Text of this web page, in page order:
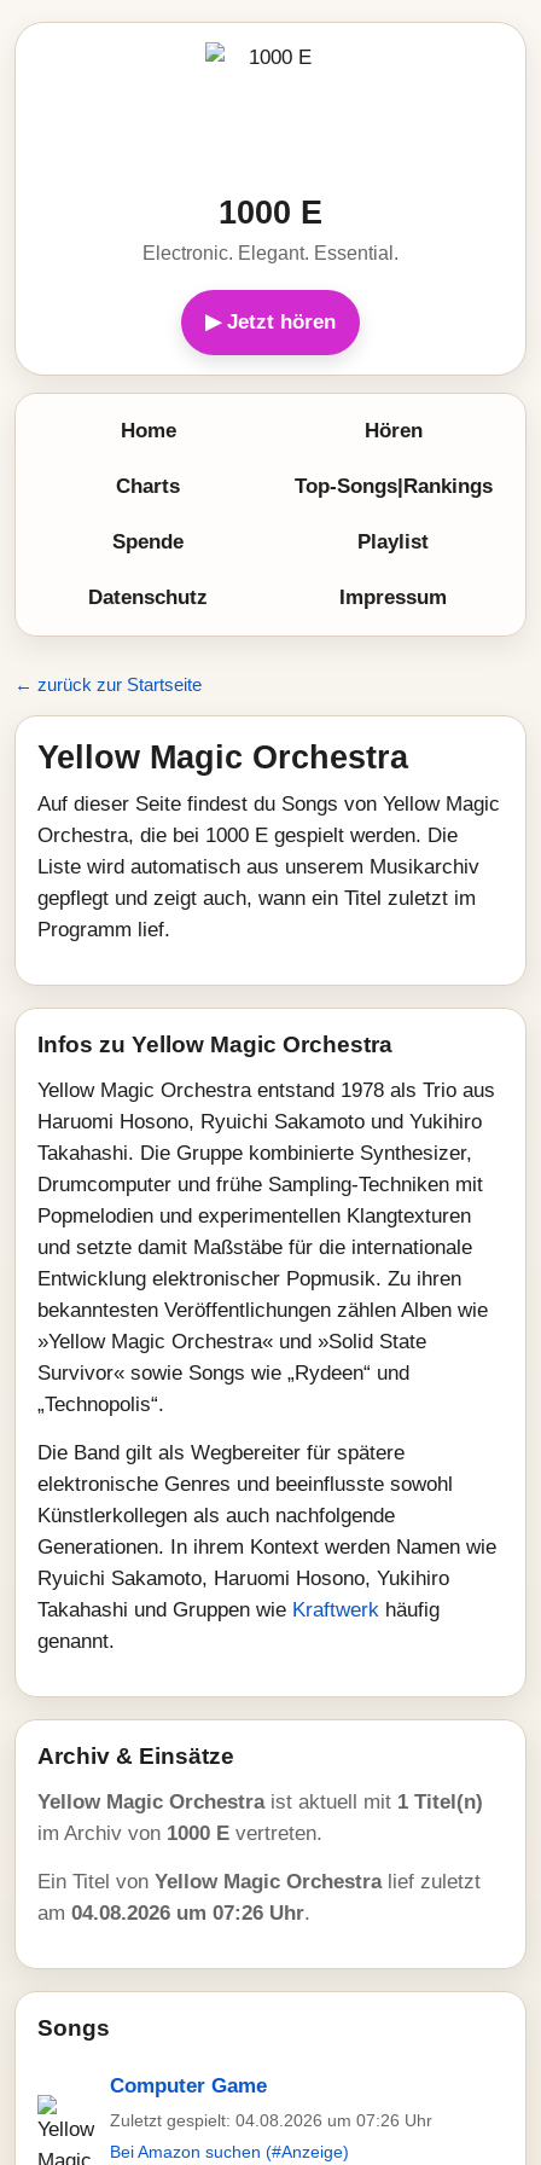
1000 E
Electronic. Elegant. Essential.
▶ Jetzt hören
Home Hören
Charts Top-Songs|Rankings
Spende Playlist
Datenschutz Impressum
← zurück zur Startseite
Yellow Magic Orchestra
Auf dieser Seite findest du Songs von Yellow Magic
Orchestra, die bei 1000 E gespielt werden. Die
Liste wird automatisch aus unserem Musikarchiv
gepflegt und zeigt auch, wann ein Titel zuletzt im
Programm lief.
Infos zu Yellow Magic Orchestra
Yellow Magic Orchestra entstand 1978 als Trio aus
Haruomi Hosono, Ryuichi Sakamoto und Yukihiro
Takahashi. Die Gruppe kombinierte Synthesizer,
Drumcomputer und frühe Sampling-Techniken mit
Popmelodien und experimentellen Klangtexturen
und setzte damit Maßstäbe für die internationale
Entwicklung elektronischer Popmusik. Zu ihren
bekanntesten Veröffentlichungen zählen Alben wie
»Yellow Magic Orchestra« und »Solid State
Survivor« sowie Songs wie „Rydeen“ und
„Technopolis“.
Die Band gilt als Wegbereiter für spätere
elektronische Genres und beeinflusste sowohl
Künstlerkollegen als auch nachfolgende
Generationen. In ihrem Kontext werden Namen wie
Ryuichi Sakamoto, Haruomi Hosono, Yukihiro
Takahashi und Gruppen wie Kraftwerk häufig
genannt.
Archiv & Einsätze
Yellow Magic Orchestraist aktuell mit 1 Titel(n)
im Archiv von 1000 E vertreten.
Ein Titel von Yellow Magic Orchestralief zuletzt
am 04.08.2026 um 07:26 Uhr.
Songs
Computer Game
Zuletzt gespielt: 04.08.2026 um 07:26 Uhr
Bei Amazon suchen (#Anzeige)